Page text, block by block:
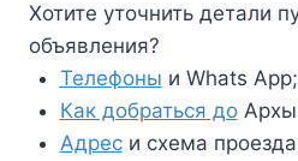
Хотите уточнить детали
объявления?
Телефоны и Whats App;
Как добраться до
Адреси схема